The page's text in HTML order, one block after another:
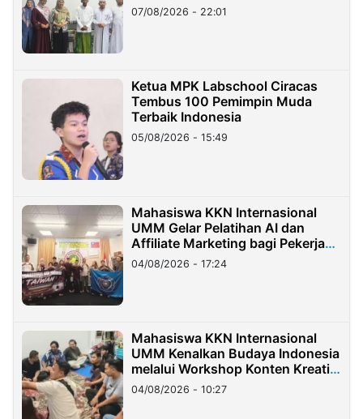
07/08/2026 - 22:01
Ketua MPK Labschool Ciracas
Tembus 100 Pemimpin Muda
Terbaik Indonesia
05/08/2026 - 15:49
Mahasiswa KKN Internasional
UMM Gelar Pelatihan AI dan
Affiliate Marketing bagi Pekerja
Migran Indonesia di Taiwan
04/08/2026 - 17:24
Mahasiswa KKN Internasional
UMM Kenalkan Budaya Indonesia
melalui Workshop Konten Kreatif
di Taiwan
04/08/2026 - 10:27